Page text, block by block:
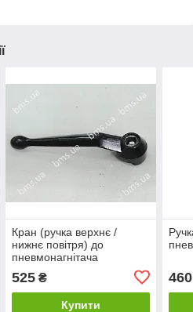
Кран (ручка верхнє /
нижнє повітря) до
пневмонагнітача
525₴
Купити
460